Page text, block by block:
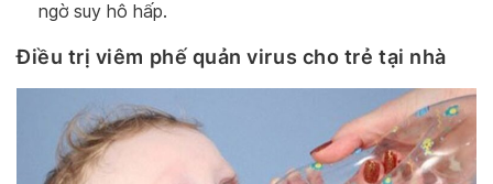
ngờ suy hô hấp.
Điều trị viêm phế quản virus cho trẻ tại nhà